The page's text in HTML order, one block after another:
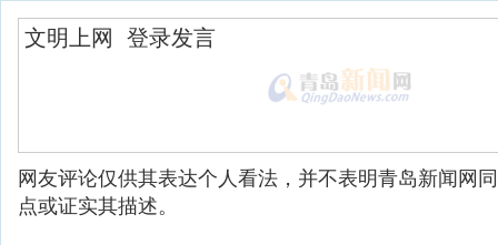
网友评论仅供其表达个人看法，并不表明青岛新闻网
点或证实其描述。